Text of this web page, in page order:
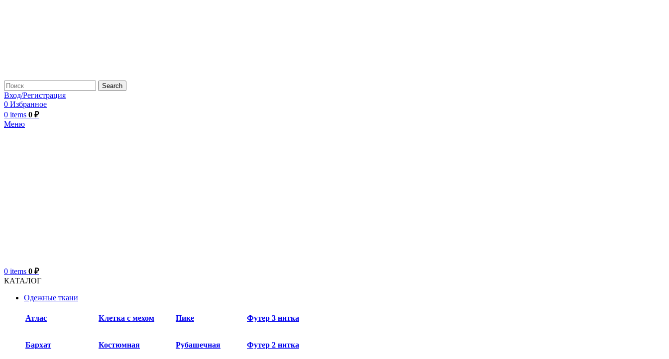
Search
Вход/Регистрация
0 Избранное
0 items 0 ₽
Меню
0 items 0 ₽
КАТАЛОГ
Одежные ткани
Атлас Клетка с мехом Пике Футер 3 нитка
Бархат​ Костюмная Рубашечная Футер 2 нитка